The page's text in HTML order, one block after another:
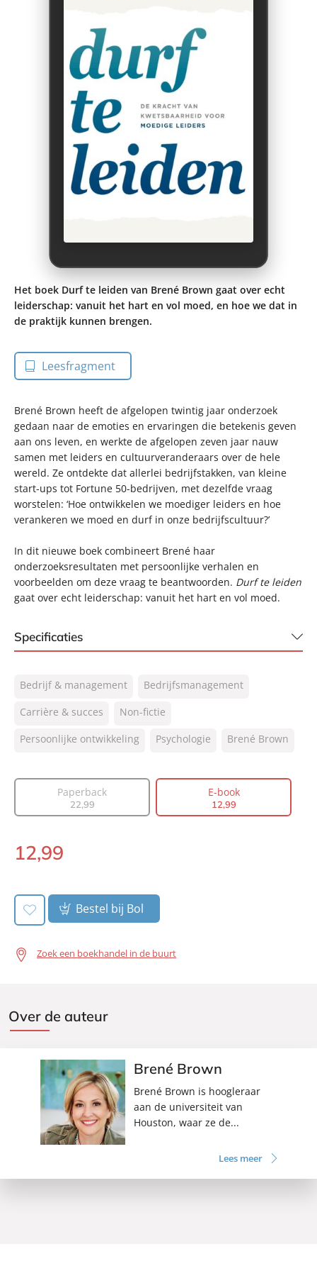
Het boek Durf te leiden van Brené Brown gaat over echt
leiderschap: vanuit het hart en vol moed, en hoe we dat in
de praktijk kunnen brengen.
Leesfragment
Brené Brown heeft de afgelopen twintig jaar onderzoek
gedaan naar de emoties en ervaringen die betekenis geven
aan ons leven, en werkte de afgelopen zeven jaar nauw
samen met leiders en cultuurveranderaars over de hele
wereld. Ze ontdekte dat allerlei bedrijfstakken, van kleine
start-ups tot Fortune 50-bedrijven, met dezelfde vraag
worstelen: ‘Hoe ontwikkelen we moediger leiders en hoe
verankeren we moed en durf in onze bedrijfscultuur?’
In dit nieuwe boek combineert Brené haar
onderzoeksresultaten met persoonlijke verhalen en
voorbeelden om deze vraag te beantwoorden. Durf te leiden
gaat over echt leiderschap: vanuit het hart en vol moed.
Specificaties
NUR:
770
Type:
E-book
Auteur(s):
Brené Brown
Aantal pagina's:
Uitgever:
Lev.
Bedrijf & management
Bedrijfsmanagement
Carrière & succes
Non-fictie
Persoonlijke ontwikkeling
Psychologie Brené Brown
Paperback
22,99
E-book
12,99
E-
12,99
Bestel bij Bol
Zoek een boekhandel in de buurt
Over de auteur
Brené Brown
Brené Brown is hoogleraar
aan de universiteit van
Houston, waar ze de...
Lees meer